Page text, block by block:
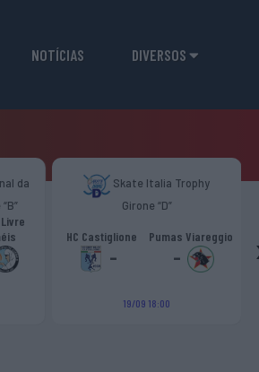
NOTÍCIAS DIVERSOS
da
Skate Italia Trophy
Girone “D”
HC Castiglione
-
Pumas Viareggio
-
19/09 18:00